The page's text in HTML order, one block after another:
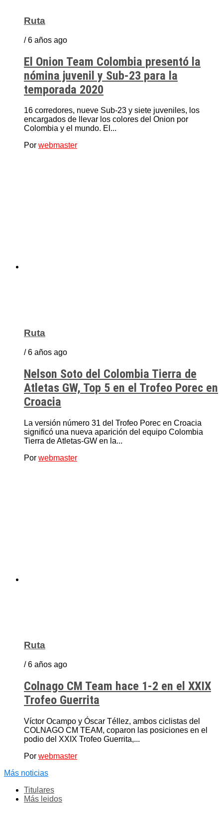
Ruta
/ 6 años ago
El Onion Team Colombia presentó la
nómina juvenil y Sub-23 para la
temporada 2020
16 corredores, nueve Sub-23 y siete juveniles, los
encargados de llevar los colores del Onion por
Colombia y el mundo. El...
Por webmaster
Ruta
/ 6 años ago
Nelson Soto del Colombia Tierra de
Atletas GW, Top 5 en el Trofeo Porec en
Croacia
La versión número 31 del Trofeo Porec en Croacia
significó una nueva aparición del equipo Colombia
Tierra de Atletas-GW en la...
Por webmaster
Ruta
/ 6 años ago
Colnago CM Team hace 1-2 en el XXIX
Trofeo Guerrita
Víctor Ocampo y Óscar Téllez, ambos ciclistas del
COLNAGO CM TEAM, coparon las posiciones en el
podio del XXIX Trofeo Guerrita,...
Por webmaster
Más noticias
Titulares
Más leidos